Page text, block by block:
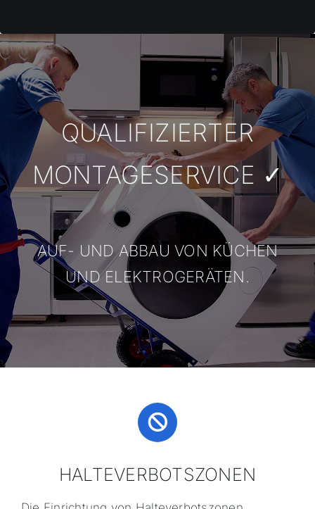
QUALIFIZIERTER
MONTAGESERVICE ✓
AUF- UND ABBAU VON KÜCHEN
UND ELEKTROGERÄTEN.
HALTEVERBOTSZONEN